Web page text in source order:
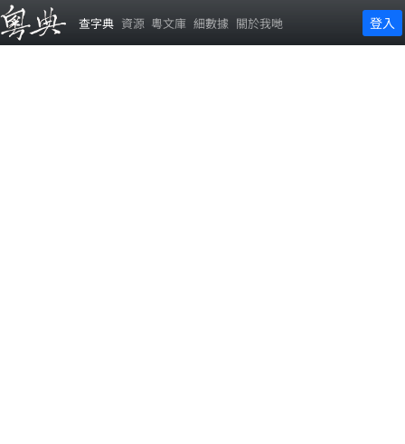
查字典 資源 粵文庫 細數據 關於我哋 登入